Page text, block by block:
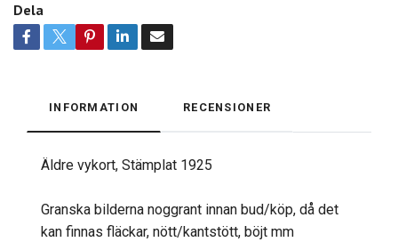
Dela
INFORMATION RECENSIONER
Äldre vykort, Stämplat 1925
Granska bilderna noggrant innan bud/köp, då det
kan finnas fläckar, nött/kantstött, böjt mm